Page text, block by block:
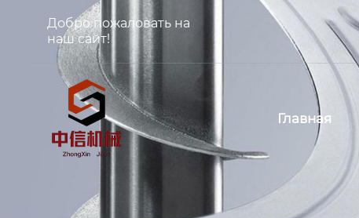
Добро пожаловать на
наш сайт!
Главная